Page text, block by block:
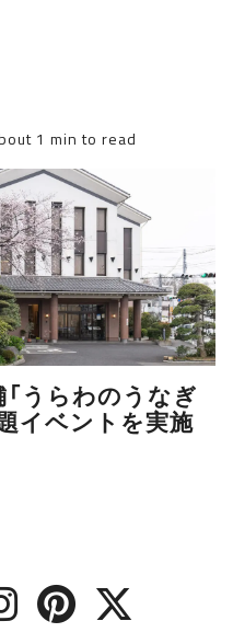
1 min to read
うらわのうなぎ
イベントを実施